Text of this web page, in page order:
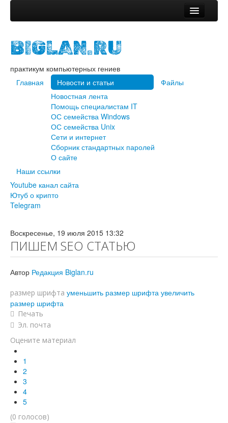
Новости и статьи
Помощь специалистам IT
ОС семейства Windows
ОС семейства Unix
Сети и интернет
Сборник стандартных паролей
Файлы
Наши ссылки
Ютуб о крипто
Telegram
BIGLAN.RU
практикум компьютерных гениев
Главная
Новости и статьи
Новостная лента
Помощь специалистам IT
ОС семейства Windows
ОС семейства Unix
Сети и интернет
Сборник стандартных паролей
О сайте
Файлы
Наши ссылки
Youtube канал сайта
Ютуб о крипто
Telegram
Воскресенье, 19 июля 2015 13:32
ПИШЕМ SEO СТАТЬЮ
Автор Редакция Biglan.ru
размер шрифта уменьшить размер шрифта увеличить
размер шрифта
Печать
Эл. почта
Оцените материал
1
2
3
4
5
(0 голосов)